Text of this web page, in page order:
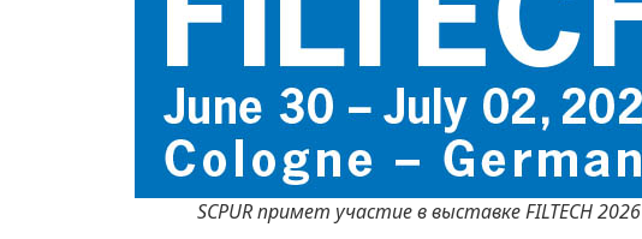
SCPUR примет участие в выставке FILTECH 2026